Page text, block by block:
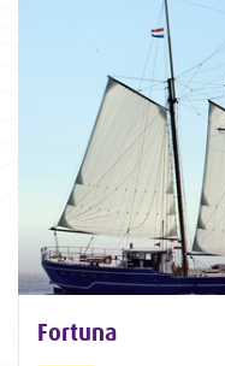
Fortuna